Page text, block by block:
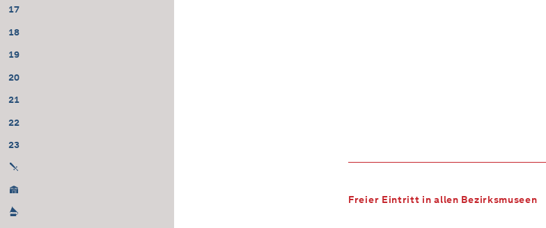
17
18
19
20
21
22
23
Freier Eintritt in allen Bezirksmuseen